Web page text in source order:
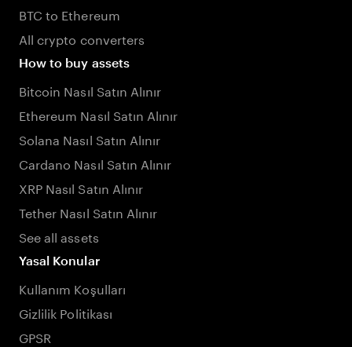
BTC to Ethereum
All crypto converters
How to buy assets
Bitcoin Nasıl Satın Alınır
Ethereum Nasıl Satın Alınır
Solana Nasıl Satın Alınır
Cardano Nasıl Satın Alınır
XRP Nasıl Satın Alınır
Tether Nasıl Satın Alınır
See all assets
Yasal Konular
Kullanım Koşulları
Gizlilik Politikası
GPSR